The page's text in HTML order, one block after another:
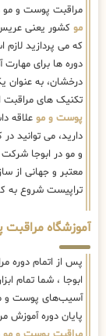
مراقبت پوست و مو
مو کشور یعنی
که می پردازید
دوره ها برای
درخشان، به عنوان
تکنیک های
پوست و مو علاقه
دارید، می توانید
و مو در ابوجا
معتبر و جهانی از
تراپیست شروع به
آموزشگاه
پس از اتمام دوره
ابوجا ، شما تمام
آسیب‌های پوست و
پایان دوره آموزش